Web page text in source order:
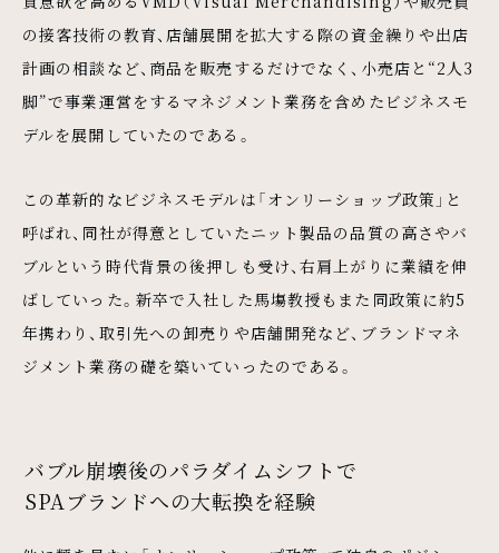
の接客技術の教育、店舗展開を拡大する際の資金繰りや出店
計画の相談など、商品を販売するだけでなく、小売店と“2人3
脚”で事業運営をするマネジメント業務を含めたビジネスモ
デルを展開していたのである。
この革新的なビジネスモデルは「オンリーショップ政策」と
呼ばれ、同社が得意としていたニット製品の品質の高さやバ
ブルという時代背景の後押しも受け、右肩上がりに業績を伸
ばしていった。新卒で入社した馬塲教授もまた同政策に約5
年携わり、取引先への卸売りや店舗開発など、ブランドマネ
ジメント業務の礎を築いていったのである。
バブル崩壊後のパラダイムシフトで
SPAブランドへの大転換を経験